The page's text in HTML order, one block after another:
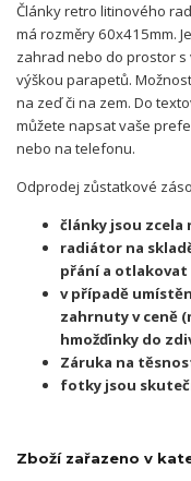
Články retro litinového
má rozměry 60x415mm.
zahrad nebo do prostor
výškou parapetů.
na zeď či na zem. Do
můžete napsat vaše
nebo na telefonu.
Odprodej zůstatkové
články jsou
radiátor na
přání a otlakovat
v případě
zahrnuty v ceně
hmožďinky do
Záruka na
fotky jsou
Zboží zařazeno v